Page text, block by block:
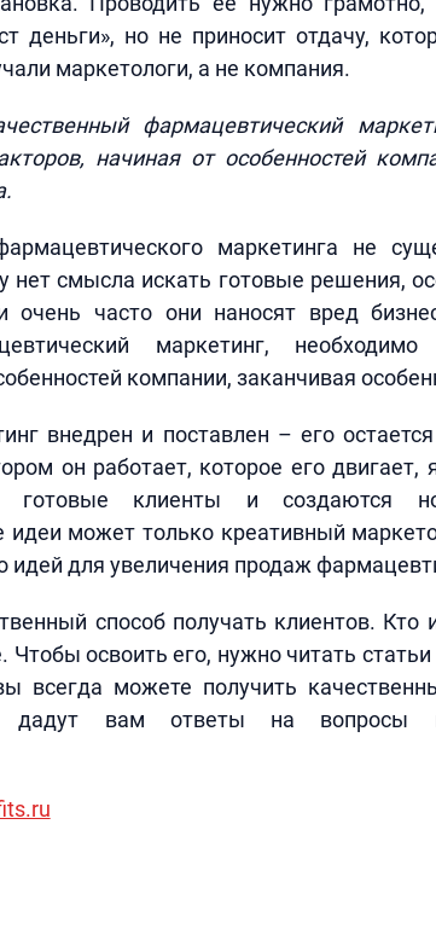
деньги», но не приносит отдачу,
маркетологи, а не компания.
фармацевтический
начиная от особенностей
маркетинга не
нет смысла искать готовые решения,
часто они наносят вред
маркетинг,
компании, заканчивая
внедрен и поставлен – его
он работает, которое его
готовые клиенты и создаются
идеи может только креативный
идей для увеличения продаж
способ получать клиентов. Кто
Чтобы освоить его, нужно читать
всегда можете получить
дадут вам ответы на вопросы